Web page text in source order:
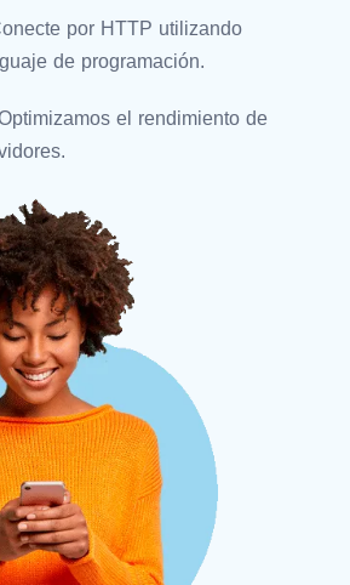
por HTTP utilizando
de programación.
el rendimiento de